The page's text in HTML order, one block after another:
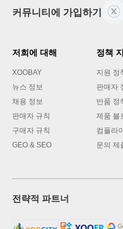
커뮤니티에 가입하기
저희에 대해
XOOBAY
뉴스 정보
채용 정보
판매자 규칙
구매자 규칙
GEO & SEO
정책
지원 정
판매자
반품 정
제품 블
컴플라
문의 제
전략적 파트너